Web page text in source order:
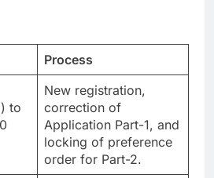
Process
to
New registration,
correction of
Application Part-1, and
locking of preference
order for Part-2.